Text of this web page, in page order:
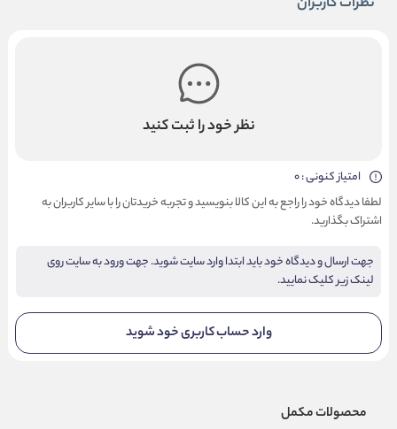
نظر خود را ثبت کنید
امتیاز کنونی : 0
لطفا دیدگاه خود را راجع به این کالا بنویسید و تجربه خریدتان را با سایر کاربران به
اشتراک بگذارید.
جهت ارسال و دیدگاه خود باید ابتدا وارد سایت شوید. جهت ورود به سایت روی
لینک زیر کلیک نمایید.
وارد حساب کاربری خود شوید
محصولات مکمل